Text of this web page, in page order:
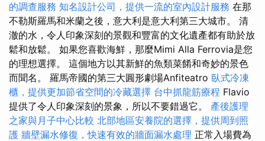
的調查服務 知名設計公司，提供一流的室內設計服務 在那
不勒斯羅馬和米蘭之後，意大利是意大利第三大城市。 清
澈的水，令人印象深刻的景觀和豐富的文化遺產都有助於放
鬆和放鬆。 如果您喜歡海鮮，那麼Mimi Alla Ferrovia是您
的理想選擇。 這個地方以其新鮮的魚類菜餚和奇妙的景色
而聞名。 羅馬帝國的第三大圓形劇場Anfiteatro 臥式冷凍
櫃，提供更加節省空間的冷藏選擇 台中抓龍筋療程 Flavio
提供了令人印象深刻的景象，所以不要錯過它。 產後護理
之家與月子中心比較 北部地區安養院的選擇，提供周到照
護 牆壁漏水修復，快速有效的牆面漏水處理 正常入場費為